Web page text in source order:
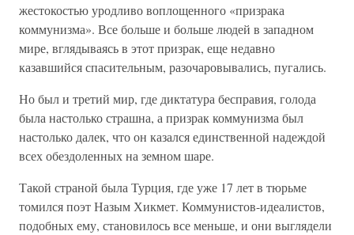
жестокостью уродливо воплощенного «призрака
коммунизма». Все больше и больше людей в западном
мире, вглядываясь в этот призрак, еще недавно
казавшийся спасительным, разочаровывались, пугались.
Но был и третий мир, где диктатура бесправия, голода
была настолько страшна, а призрак коммунизма был
настолько далек, что он казался единственной надеждой
всех обездоленных на земном шаре.
Такой страной была Турция, где уже 17 лет в тюрьме
томился поэт Назым Хикмет. Коммунистов-идеалистов,
подобных ему, становилось все меньше, и они выглядели